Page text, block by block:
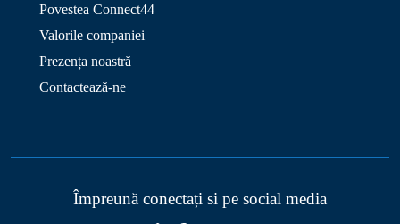
Povestea Connect44
Valorile companiei
Prezența noastră
Contactează-ne
Împreună conectați si pe social media